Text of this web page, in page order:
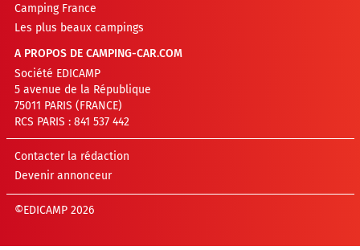
Camping France
Les plus beaux campings
A PROPOS DE CAMPING-CAR.COM
Société EDICAMP
5 avenue de la République
75011 PARIS (FRANCE)
RCS PARIS : 841 537 442
Contacter la rédaction
Devenir annonceur
©EDICAMP 2026